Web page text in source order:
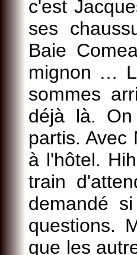
c'est
ses
Baie
mignon …
sommes
déjà là.
partis. Avec
à l'hôtel.
train
demandé
questions.
que les